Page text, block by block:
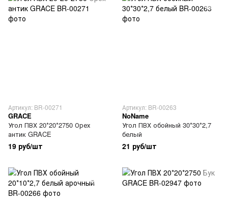
Артикул: BR-00271
GRACE
Угол ПВХ 20*20*2750 Орех
антик GRACE
19 руб/шт
Артикул: BR-00263
NoName
Угол ПВХ обойный 30*30*2,7
белый
21 руб/шт